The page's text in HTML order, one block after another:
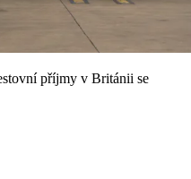
příjmy v Británii se